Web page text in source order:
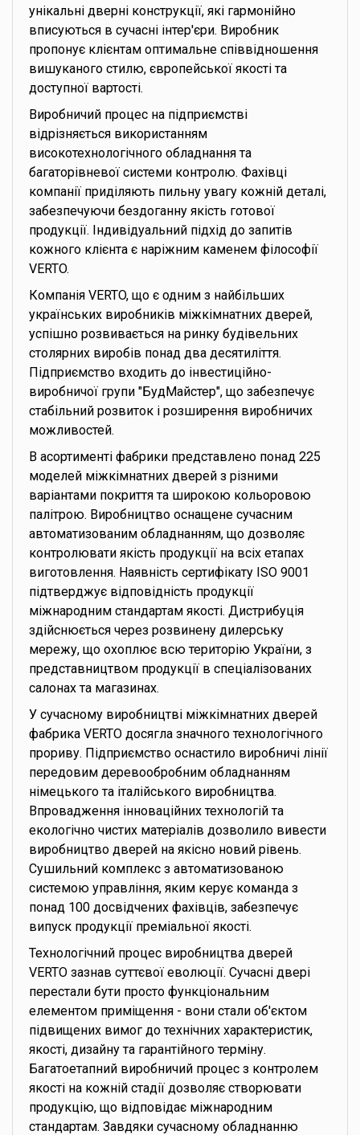
унікальні дверні конструкції, які гармонійно
вписуються в сучасні інтер'єри. Виробник
пропонує клієнтам оптимальне співвідношення
вишуканого стилю, європейської якості та
доступної вартості.
Виробничий процес на підприємстві
відрізняється використанням
високотехнологічного обладнання та
багаторівневої системи контролю. Фахівці
компанії приділяють пильну увагу кожній деталі,
забезпечуючи бездоганну якість готової
продукції. Індивідуальний підхід до запитів
кожного клієнта є наріжним каменем філософії
VERTO.
Компанія VERTO, що є одним з найбільших
українських виробників міжкімнатних дверей,
успішно розвивається на ринку будівельних
столярних виробів понад два десятиліття.
Підприємство входить до інвестиційно-
виробничої групи "БудМайстер", що забезпечує
стабільний розвиток і розширення виробничих
можливостей.
В асортименті фабрики представлено понад 225
моделей міжкімнатних дверей з різними
варіантами покриття та широкою кольоровою
палітрою. Виробництво оснащене сучасним
автоматизованим обладнанням, що дозволяє
контролювати якість продукції на всіх етапах
виготовлення. Наявність сертифікату ISO 9001
підтверджує відповідність продукції
міжнародним стандартам якості. Дистрибуція
здійснюється через розвинену дилерську
мережу, що охоплює всю територію України, з
представництвом продукції в спеціалізованих
салонах та магазинах.
У сучасному виробництві міжкімнатних дверей
фабрика VERTO досягла значного технологічного
прориву. Підприємство оснастило виробничі лінії
передовим деревообробним обладнанням
німецького та італійського виробництва.
Впровадження інноваційних технологій та
екологічно чистих матеріалів дозволило вивести
виробництво дверей на якісно новий рівень.
Сушильний комплекс з автоматизованою
системою управління, яким керує команда з
понад 100 досвідчених фахівців, забезпечує
випуск продукції преміальної якості.
Технологічний процес виробництва дверей
VERTO зазнав суттєвої еволюції. Сучасні двері
перестали бути просто функціональним
елементом приміщення - вони стали об'єктом
підвищених вимог до технічних характеристик,
якості, дизайну та гарантійного терміну.
Багатоетапний виробничий процес з контролем
якості на кожній стадії дозволяє створювати
продукцію, що відповідає міжнародним
стандартам. Завдяки сучасному обладнанню